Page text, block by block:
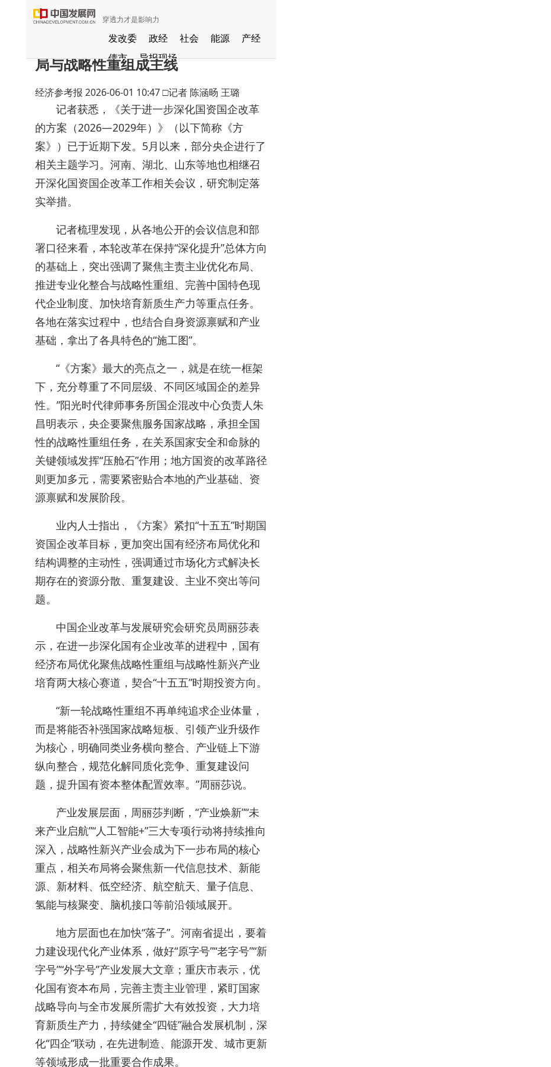
穿透力才是影响力
发改委 政经 社会 能源
产经
债市
导报现场
长江经济带
国家级新区
健康
品牌
发展导航
京津冀协同发展
一带一路
G60
国家援疆
中部崛起
全国闲置资产信息共享平台
新一轮国资国企改革启航 新兴产业布
局与战略性重组成主线
经济参考报 2026-06-01 10:47□记者 陈涵旸 王璐
记者获悉，《关于进一步深化国资国企改革
的方案（2026—2029年）》（以下简称《方
案》）已于近期下发。5月以来，部分央企进行了
相关主题学习。河南、湖北、山东等地也相继召
开深化国资国企改革工作相关会议，研究制定落
实举措。
记者梳理发现，从各地公开的会议信息和部
署口径来看，本轮改革在保持“深化提升”总体方向
的基础上，突出强调了聚焦主责主业优化布局、
推进专业化整合与战略性重组、完善中国特色现
代企业制度、加快培育新质生产力等重点任务。
各地在落实过程中，也结合自身资源禀赋和产业
基础，拿出了各具特色的“施工图”。
“《方案》最大的亮点之一，就是在统一框架
下，充分尊重了不同层级、不同区域国企的差异
性。”阳光时代律师事务所国企混改中心负责人朱
昌明表示，央企要聚焦服务国家战略，承担全国
性的战略性重组任务，在关系国家安全和命脉的
关键领域发挥“压舱石”作用；地方国资的改革路径
则更加多元，需要紧密贴合本地的产业基础、资
源禀赋和发展阶段。
业内人士指出，《方案》紧扣“十五五”时期国
资国企改革目标，更加突出国有经济布局优化和
结构调整的主动性，强调通过市场化方式解决长
期存在的资源分散、重复建设、主业不突出等问
题。
中国企业改革与发展研究会研究员周丽莎表
示，在进一步深化国有企业改革的进程中，国有
经济布局优化聚焦战略性重组与战略性新兴产业
培育两大核心赛道，契合“十五五”时期投资方向。
“新一轮战略性重组不再单纯追求企业体量，
而是将能否补强国家战略短板、引领产业升级作
为核心，明确同类业务横向整合、产业链上下游
纵向整合，规范化解同质化竞争、重复建设问
题，提升国有资本整体配置效率。”周丽莎说。
产业发展层面，周丽莎判断，“产业焕新”“未
来产业启航”“人工智能+”三大专项行动将持续推向
深入，战略性新兴产业会成为下一步布局的核心
重点，相关布局将会聚焦新一代信息技术、新能
源、新材料、低空经济、航空航天、量子信息、
氢能与核聚变、脑机接口等前沿领域展开。
地方层面也在加快“落子”。河南省提出，要着
力建设现代化产业体系，做好“原字号”“老字号”“新
字号”“外字号”产业发展大文章；重庆市表示，优
化国有资本布局，完善主责主业管理，紧盯国家
战略导向与全市发展所需扩大有效投资，大力培
育新质生产力，持续健全“四链”融合发展机制，深
化“四企”联动，在先进制造、能源开发、城市更新
等领域形成一批重要合作成果。